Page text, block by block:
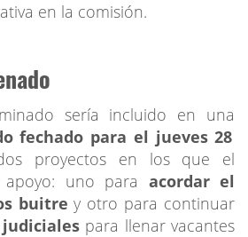
en la comisión.
sería incluido en una
fechado para el jueves 28
proyectos en los que el
uno para acordar el
buitre y otro para continuar
para llenar vacantes